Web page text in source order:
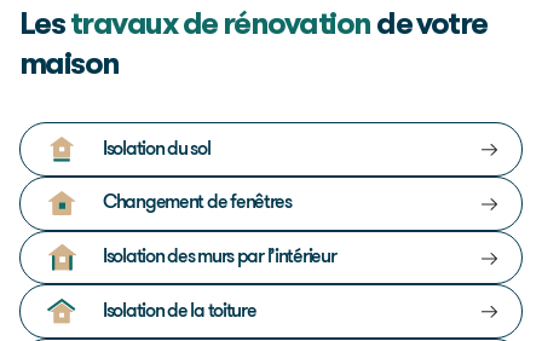
Lestravaux de rénovation de votre
maison
Isolation du sol
Changement de fenêtres
Isolation des murs par l’intérieur
Isolation de la toiture